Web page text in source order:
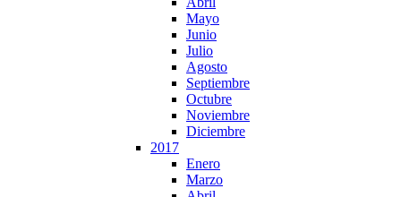
Mayo
Junio
Julio
Agosto
Septiembre
Octubre
Noviembre
Diciembre
2017
Enero
Marzo